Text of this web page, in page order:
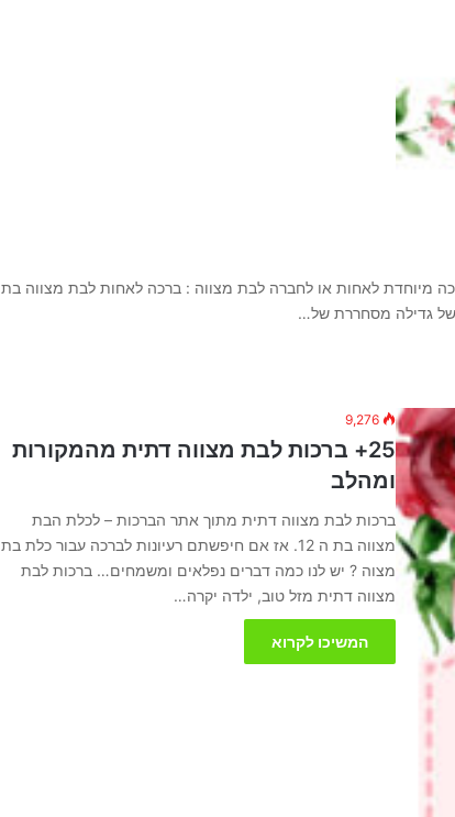
מיוחדת לאחות או לחברה לבת מצווה : ברכה לאחות לבת מצווה בת
גדילה מסחררת של…
25+ ברכות לבת מצווה דתית מהמקורות
ומהלב
ברכות לבת מצווה דתית מתוך אתר הברכות – לכלת הבת
מצווה בת ה 12. אז אם חיפשתם רעיונות לברכה עבור כלת בת
מצוה ? יש לנו כמה דברים נפלאים ומשמחים… ברכות לבת
מצווה דתית מזל טוב, ילדה יקרה…
המשיכו לקרוא